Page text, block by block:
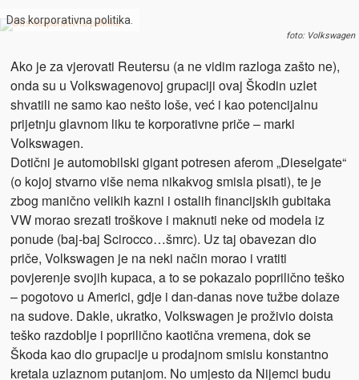
Das korporativna politika.
foto: Volkswagen
Ako je za vjerovati Reutersu (a ne vidim razloga zašto ne),
onda su u Volkswagenovoj grupaciji ovaj Škodin uzlet
shvatili ne samo kao nešto loše, već i kao potencijalnu
prijetnju glavnom liku te korporativne priče – marki
Volkswagen.
Dotični je automobilski gigant potresen aferom „Dieselgate“
(o kojoj stvarno više nema nikakvog smisla pisati), te je
zbog manično velikih kazni i ostalih financijskih gubitaka
VW morao srezati troškove i maknuti neke od modela iz
ponude (baj-baj Scirocco…šmrc). Uz taj obavezan dio
priče, Volkswagen je na neki način morao i vratiti
povjerenje svojih kupaca, a to se pokazalo poprilično teško
– pogotovo u Americi, gdje i dan-danas nove tužbe dolaze
na sudove. Dakle, ukratko, Volkswagen je proživio doista
teško razdoblje i poprilično kaotična vremena, dok se
Škoda kao dio grupacije u prodajnom smislu konstantno
kretala uzlaznom putanjom. No umjesto da Nijemci budu